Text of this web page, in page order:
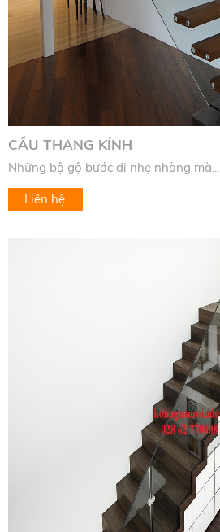
CẦU THANG KÍNH
Những bộ gộ bước đi nhẹ nhàng mà...
Liên hệ